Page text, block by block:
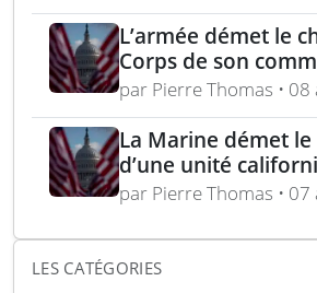
L’armée démet le
Corps de son
en Europe
par Pierre Thomas •
La Marine démet
d’une unité
formation médicale
par Pierre Thomas •
LES CATÉGORIES